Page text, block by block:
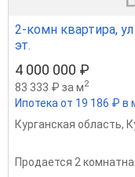
2-комн квартира,
эт.
4 000 000 ₽
83 333 ₽ за м2
Ипотека от 19 186 ₽ в
Курганская область,
Продается 2